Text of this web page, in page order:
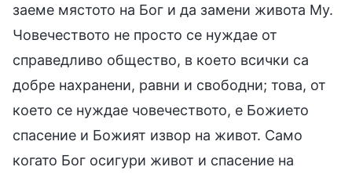
заеме мястото на Бог и да замени живота Му.
Човечеството не просто се нуждае от
справедливо общество, в което всички са
добре нахранени, равни и свободни; това, от
което се нуждае човечеството, е Божието
спасение и Божият извор на живот. Само
когато Бог осигури живот и спасение на